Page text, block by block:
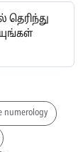
numerology